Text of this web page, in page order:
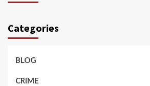
Categories
BLOG
CRIME